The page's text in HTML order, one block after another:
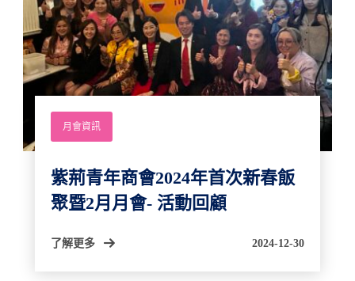
月會資訊
紫荊青年商會2024年首次新春飯
聚暨2月月會- 活動回顧
了解更多 2024-12-30